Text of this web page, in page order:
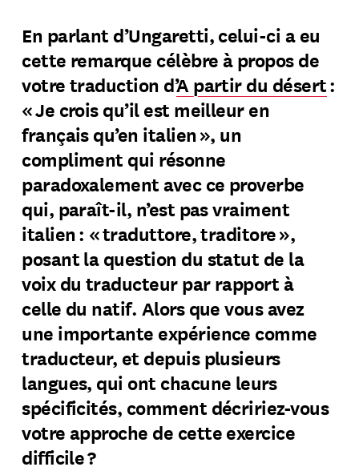
En parlant d’Ungaretti, celui-ci a eu
cette remarque célèbre à propos de
votre traduction d’A partir du désert:
« Je crois qu’il est meilleur en
français qu’en italien », un
compliment qui résonne
paradoxalement avec ce proverbe
qui, paraît-il, n’est pas vraiment
italien : « traduttore, traditore »,
posant la question du statut de la
voix du traducteur par rapport à
celle du natif. Alors que vous avez
une importante expérience comme
traducteur, et depuis plusieurs
langues, qui ont chacune leurs
spécificités, comment décririez-vous
votre approche de cette exercice
difficile ?